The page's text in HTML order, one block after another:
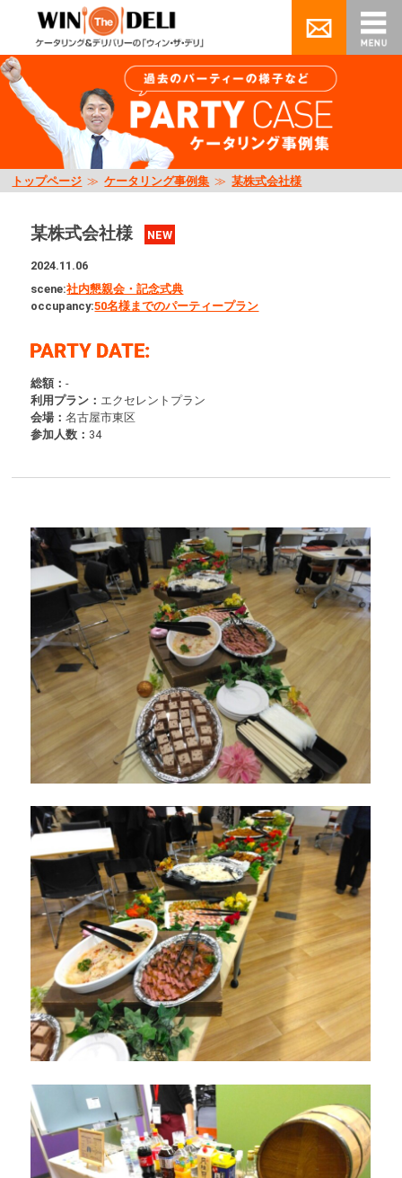
トップページ ≫ケータリング事例集 ≫某株式会社様
某株式会社様 NEW
2024.11.06
scene:社内懇親会・記念式典
occupancy:50名様までのパーティープラン
総額：-
利用プラン： エクセレントプラン
会場：名古屋市東区
参加人数： 34